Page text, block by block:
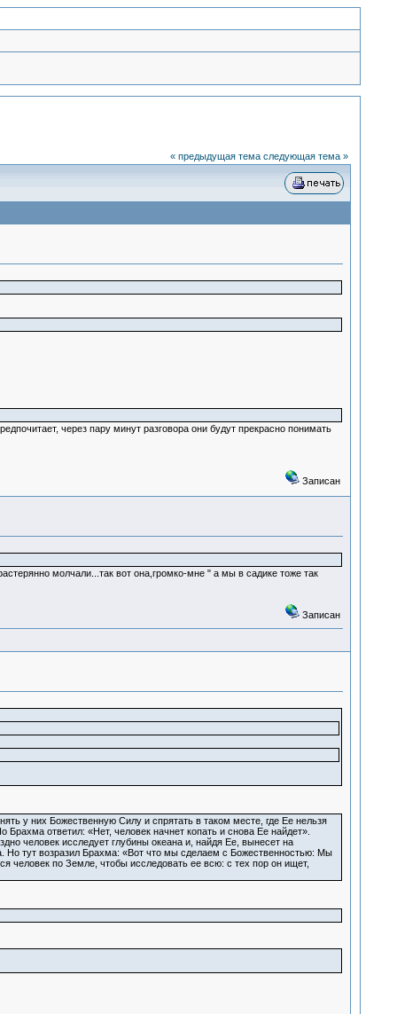
« предыдущая тема следующая тема »
через пару минут разговора они будут прекрасно понимать
Записан
молчали...так вот она,громко-мне " а мы в садике тоже так
Записан
у них Божественную Силу и спрятать в таком месте, где Ее нельзя
ответил: «Нет, человек начнет копать и снова Ее найдет».
человек исследует глубины океана и, найдя Ее, вынесет на
Но тут возразил Брахма: «Вот что мы сделаем с Божественностью: Мы
человек по Земле, чтобы исследовать ее всю: с тех пор он ищет,